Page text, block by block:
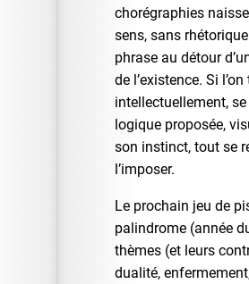
chorégraphies
sens, sans
phrase au détour
de l’existence. Si
intellectuellement,
logique proposée,
son instinct, tout se
l’imposer.
Le prochain jeu de
palindrome (année
thèmes (et leurs
dualité,